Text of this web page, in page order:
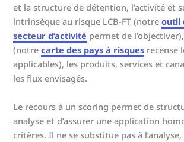
et la structure de détention, l’activité et
intrinsèque au risque LCB-FT (notreoutil
secteur d’activité permet de
(notrecarte des pays à risques recense
applicables), les produits, services et
les flux envisagés.
Le recours à un scoring permet de
analyse et d’assurer une application
critères. Il ne se substitue pas à